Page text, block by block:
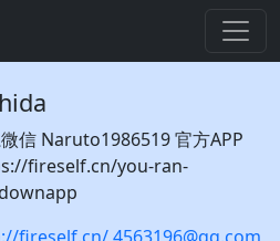
信 Naruto1986519 官方APP
fireself.cn/you-ran-